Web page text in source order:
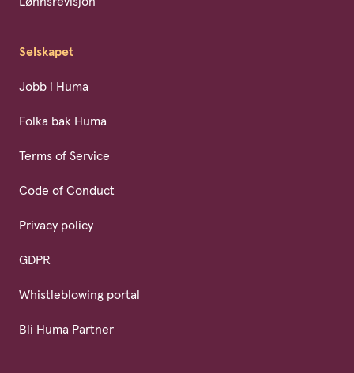
Selskapet
Jobb i Huma
Folka bak Huma
Terms of Service
Code of Conduct
Privacy policy
GDPR
Whistleblowing portal
Bli Huma Partner